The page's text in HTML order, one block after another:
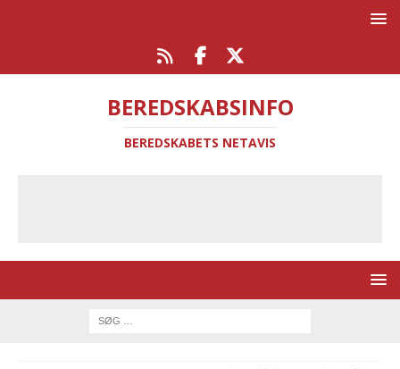
BEREDSKABSINFO
BEREDSKABETS NETAVIS